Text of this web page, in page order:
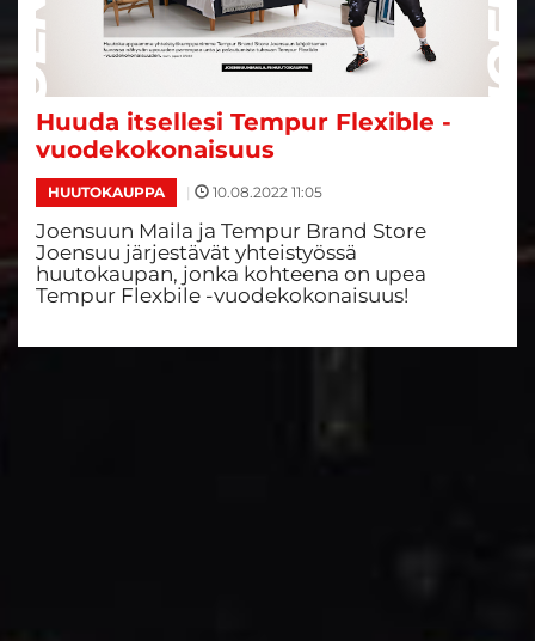
Huuda itsellesi Tempur Flexible -
vuodekokonaisuus
HUUTOKAUPPA | 10.08.2022 11:05
Joensuun Maila ja Tempur Brand Store
Joensuu järjestävät yhteistyössä
huutokaupan, jonka kohteena on upea
Tempur Flexbile -vuodekokonaisuus!